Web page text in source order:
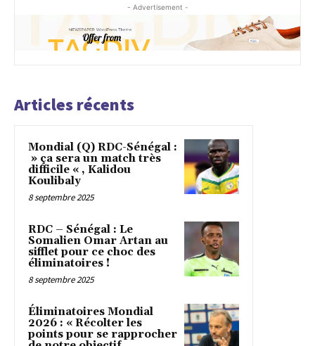
- Advertisement -
Articles récents
Mondial (Q) RDC-Sénégal :
» ça sera un match très
difficile « , Kalidou
Koulibaly
8 septembre 2025
RDC – Sénégal : Le
Somalien Omar Artan au
sifflet pour ce choc des
éliminatoires !
8 septembre 2025
Éliminatoires Mondial
2026 : « Récolter les
points pour se rapprocher